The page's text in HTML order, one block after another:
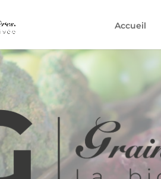
Accueil